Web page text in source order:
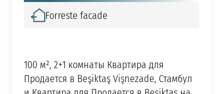
Forreste facade
100 м², 2+1 комнаты Квартира для
Продается в Beşiktaş Vişnezade, Стамбул